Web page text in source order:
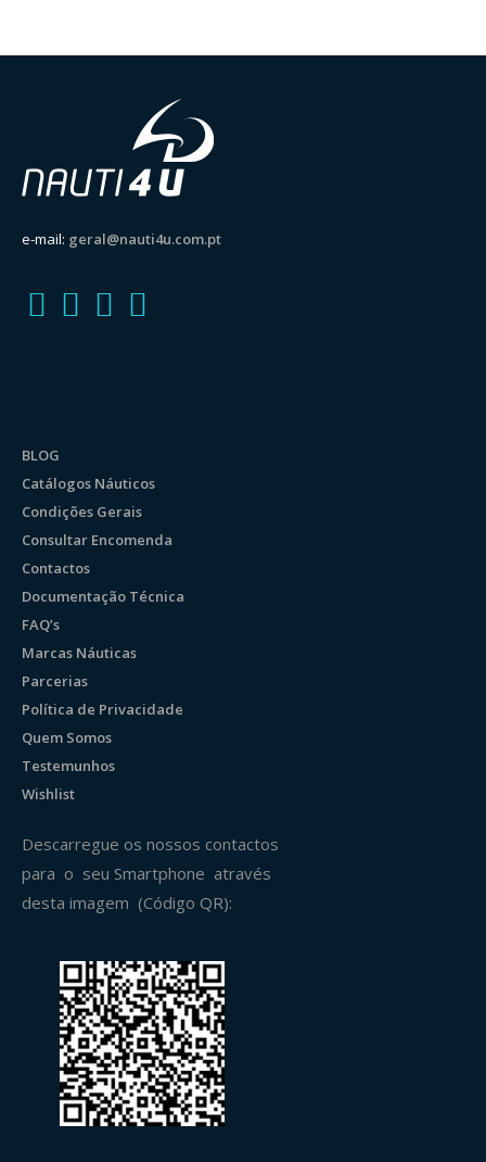
e-mail: geral@nauti4u.com.pt
BLOG
Catálogos Náuticos
Condições Gerais
Consultar Encomenda
Contactos
Documentação Técnica
FAQ’s
Marcas Náuticas
Parcerias
Política de Privacidade
Quem Somos
Testemunhos
Wishlist
Descarregue os nossos contactos
para o seu Smartphone através
desta imagem (Código QR):